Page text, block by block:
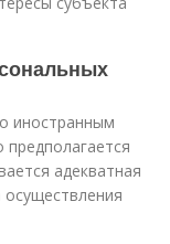
иностранным
адекватная